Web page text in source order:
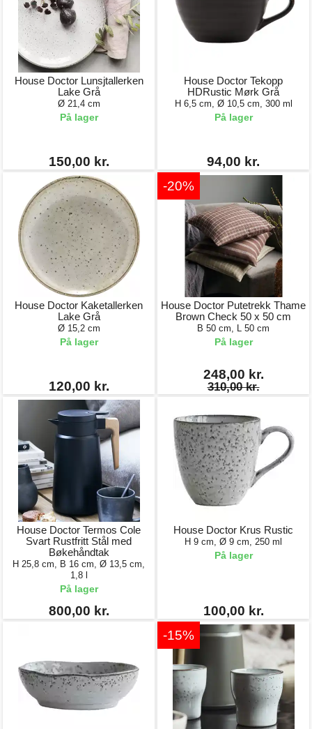
House Doctor Lunsjtallerken
Lake Grå
Ø 21,4 cm
På lager
150,00 kr.
House Doctor Tekopp
HDRustic Mørk Grå
H 6,5 cm, Ø 10,5 cm, 300 ml
På lager
94,00 kr.
House Doctor Kaketallerken
Lake Grå
Ø 15,2 cm
På lager
120,00 kr.
-20%
House Doctor Putetrekk Thame
Brown Check 50 x 50 cm
B 50 cm, L 50 cm
På lager
248,00 kr.
310,00 kr.
House Doctor Termos Cole
Svart Rustfritt Stål med
Bøkehåndtak
H 25,8 cm, B 16 cm, Ø 13,5 cm,
1,8 l
På lager
800,00 kr.
House Doctor Krus Rustic
H 9 cm, Ø 9 cm, 250 ml
På lager
100,00 kr.
-15%